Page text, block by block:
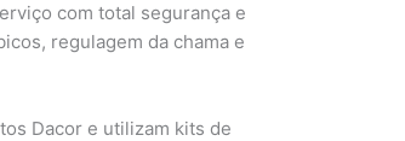
com total segurança e
regulagem da chama e
Dacor e utilizam kits de